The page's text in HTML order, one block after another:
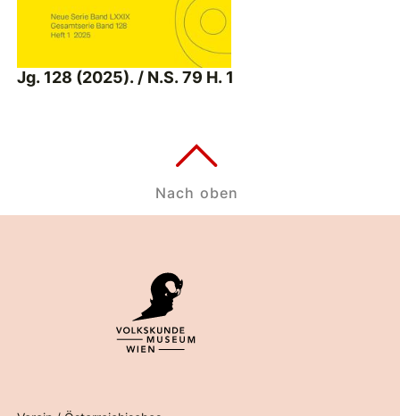
Jg. 128 (2025). / N.S. 79 H. 1
Nach oben